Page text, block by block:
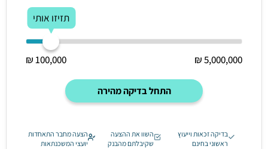
תזיזו אותי
5,000,000 ₪
100,000 ₪
התחל בדיקה מהירה
בדיקה זכאות וייעוץ
ראשוני בחינם
השוו את ההצעה
שקיבלתם מהבנק
הצעה מחבר התאחדות
יועצי המשכנתאות